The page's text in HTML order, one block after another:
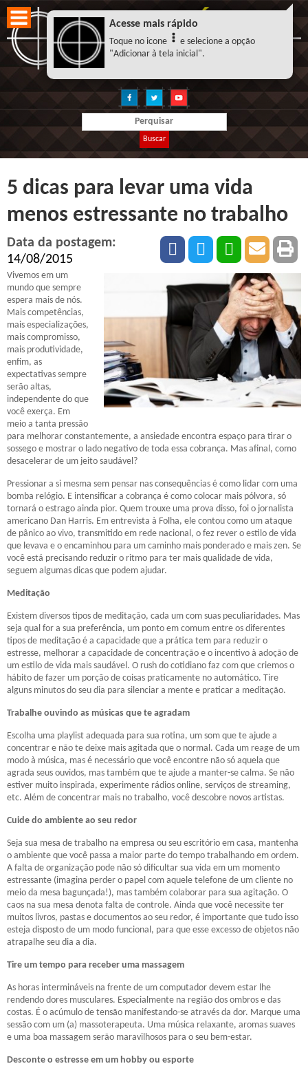
Buscar
5 dicas para levar uma vida
menos estressante no trabalho
Data da postagem:
14/08/2015
Vivemos em um
mundo que sempre
espera mais de nós.
Mais competências,
mais especializações,
mais compromisso,
mais produtividade,
enfim, as
expectativas sempre
serão altas,
independente do que
você exerça. Em
meio a tanta pressão
para melhorar constantemente, a ansiedade encontra espaço para tirar o
sossego e mostrar o lado negativo de toda essa cobrança. Mas afinal, como
desacelerar de um jeito saudável?
Pressionar a si mesma sem pensar nas consequências é como lidar com uma
bomba relógio. E intensificar a cobrança é como colocar mais pólvora, só
tornará o estrago ainda pior. Quem trouxe uma prova disso, foi o jornalista
americano Dan Harris. Em entrevista à Folha, ele contou como um ataque
de pânico ao vivo, transmitido em rede nacional, o fez rever o estilo de vida
que levava e o encaminhou para um caminho mais ponderado e mais zen. Se
você está precisando reduzir o ritmo para ter mais qualidade de vida,
seguem algumas dicas que podem ajudar.
Meditação
Existem diversos tipos de meditação, cada um com suas peculiaridades. Mas
seja qual for a sua preferência, um ponto em comum entre os diferentes
tipos de meditação é a capacidade que a prática tem para reduzir o
estresse, melhorar a capacidade de concentração e o incentivo à adoção de
um estilo de vida mais saudável. O rush do cotidiano faz com que criemos o
hábito de fazer um porção de coisas praticamente no automático. Tire
alguns minutos do seu dia para silenciar a mente e praticar a meditação.
Trabalhe ouvindo as músicas que te agradam
Escolha uma playlist adequada para sua rotina, um som que te ajude a
concentrar e não te deixe mais agitada que o normal. Cada um reage de um
modo à música, mas é necessário que você encontre não só aquela que
agrada seus ouvidos, mas também que te ajude a manter-se calma. Se não
estiver muito inspirada, experimente rádios online, serviços de streaming,
etc. Além de concentrar mais no trabalho, você descobre novos artistas.
Cuide do ambiente ao seu redor
Seja sua mesa de trabalho na empresa ou seu escritório em casa, mantenha
o ambiente que você passa a maior parte do tempo trabalhando em ordem.
A falta de organização pode não só dificultar sua vida em um momento
estressante (imagina perder o papel com aquele telefone de um cliente no
meio da mesa bagunçada!), mas também colaborar para sua agitação. O
caos na sua mesa denota falta de controle. Ainda que você necessite ter
muitos livros, pastas e documentos ao seu redor, é importante que tudo isso
esteja disposto de um modo funcional, para que esse excesso de objetos não
atrapalhe seu dia a dia.
Tire um tempo para receber uma massagem
As horas intermináveis na frente de um computador devem estar lhe
rendendo dores musculares. Especialmente na região dos ombros e das
costas. É o acúmulo de tensão manifestando-se através da dor. Marque uma
sessão com um (a) massoterapeuta. Uma música relaxante, aromas suaves
e uma boa massagem serão maravilhosos para o seu bem-estar.
Desconte o estresse em um hobby ou esporte
Acesse mais rápido
Toque no icone
e selecione a opção
"Adicionar à tela inicial".